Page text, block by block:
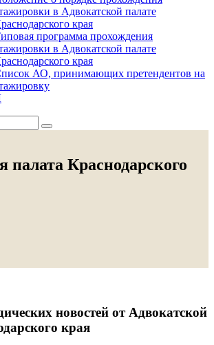
в Адвокатской палате
края
программа прохождения
в Адвокатской палате
края
АО, принимающих претендентов на
палата Краснодарского
новостей от Адвокатской
края